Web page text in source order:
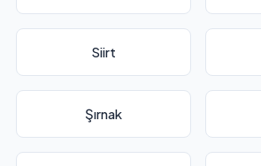
Siirt
Şırnak